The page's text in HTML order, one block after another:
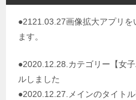
ゲ
●2121.03.27画像拡大アプリを
ます。
●2020.12.28.カテゴリー【女
ルしました
●2020.12.27.メインのタイト